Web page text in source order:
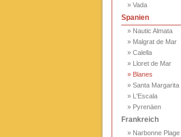
» Vada
Spanien
» Nautic Almata
» Malgrat de Mar
» Calella
» Lloret de Mar
» Blanes
» Santa Margarita
» L'Escala
» Pyrenäen
Frankreich
» Narbonne Plage